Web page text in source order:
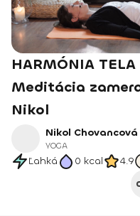
HARMÓNIA
Meditácia
Nikol
Nikol Chovancová
YOGA
Ľahká 0 kcal 4.9